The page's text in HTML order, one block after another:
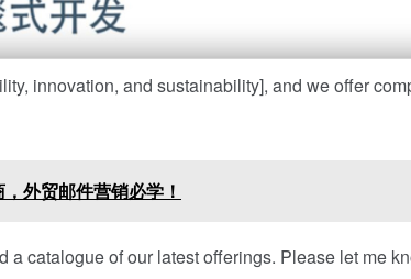
innovation, and sustainability], and we offer
外贸邮件营销必学！
catalogue of our latest offerings. Please let me